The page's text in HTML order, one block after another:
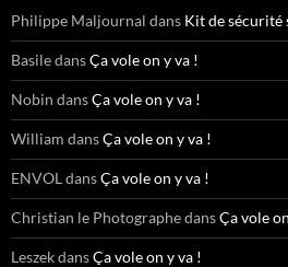
Philippe Maljournal dans Kit de sécurité
BasiledansÇa vole on y va !
Nobin dansÇa vole on y va !
William dansÇa vole on y va !
ENVOL dansÇa vole on y va !
Christian le PhotographedansÇa vole
LeszekdansÇa vole on y va !